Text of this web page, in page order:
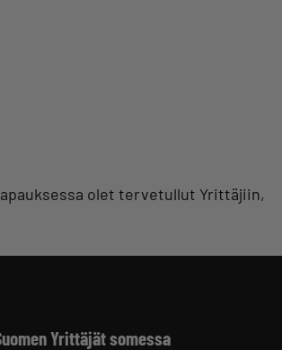
olet tervetullut Yrittäjiin,
Yrittäjät somessa